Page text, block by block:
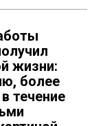
жизни:
более
течение